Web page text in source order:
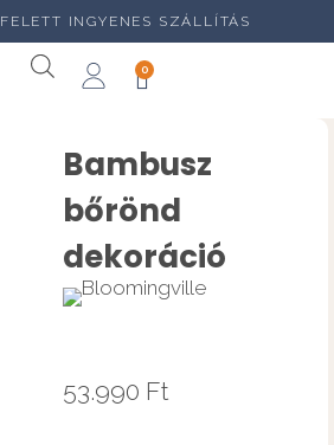
FELETT INGYENES SZÁLLÍTÁS
0
Bambusz
bőrönd
dekoráció
53.990 Ft